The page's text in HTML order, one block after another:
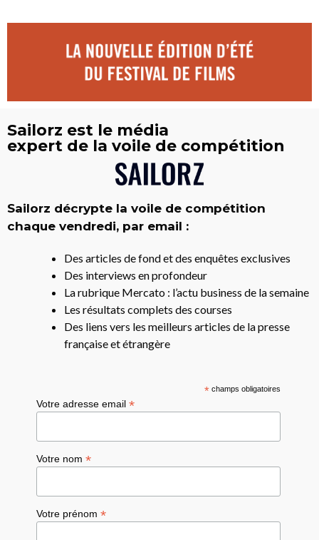
Sailorz est le média
expert de la voile de compétition
Sailorz décrypte la voile de compétition
chaque vendredi, par email :
Des articles de fond et des enquêtes exclusives
Des interviews en profondeur
La rubrique Mercato : l’actu business de la semaine
Les résultats complets des courses
Des liens vers les meilleurs articles de la presse
française et étrangère
*champs obligatoires
Votre adresse email*
Votre nom*
Votre prénom*